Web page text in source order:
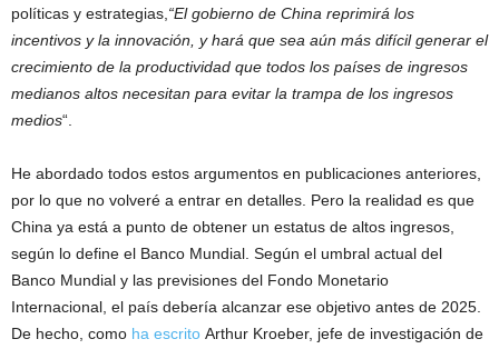
políticas y estrategias, “El gobierno de China reprimirá los
incentivos y la innovación, y hará que sea aún más difícil generar el
crecimiento de la productividad que todos los países de ingresos
medianos altos necesitan para evitar la trampa de los ingresos
medios“.
He abordado todos estos argumentos en publicaciones anteriores,
por lo que no volveré a entrar en detalles. Pero la realidad es que
China ya está a punto de obtener un estatus de altos ingresos,
según lo define el Banco Mundial. Según el umbral actual del
Banco Mundial y las previsiones del Fondo Monetario
Internacional, el país debería alcanzar ese objetivo antes de 2025.
De hecho, como ha escrito Arthur Kroeber, jefe de investigación de